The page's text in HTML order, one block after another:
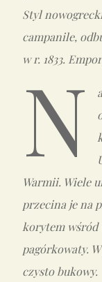
Styl
campanile,
w r. 1833.
N
Warmii. Wiele
przecina je na
korytem wśród
pagórkowaty.
czysto bukowy.